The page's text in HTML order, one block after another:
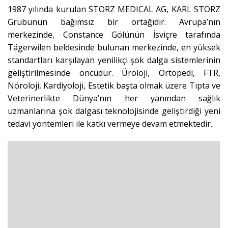
1987 yılında kurulan STORZ MEDICAL AG, KARL STORZ
Grubunun bağımsız bir ortağıdır. Avrupa’nın
merkezinde, Constance Gölünün İsviçre tarafında
Tägerwilen beldesinde bulunan merkezinde, en yüksek
standartları karşılayan yenilikçi şok dalga sistemlerinin
geliştirilmesinde öncüdür. Üroloji, Ortopedi, FTR,
Nöroloji, Kardiyoloji, Estetik başta olmak üzere Tıpta ve
Veterinerlikte Dünya’nın her yanından sağlık
uzmanlarına şok dalgası teknolojisinde geliştirdiği yeni
tedavi yöntemleri ile katkı vermeye devam etmektedir.